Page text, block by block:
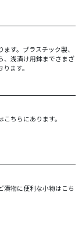
す。プラスチック製、
、浅漬け用鉢までさまざ
ます。
ちらにあります。
漬物に便利な小物はこち